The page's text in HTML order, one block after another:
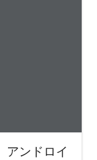
アンドロイ